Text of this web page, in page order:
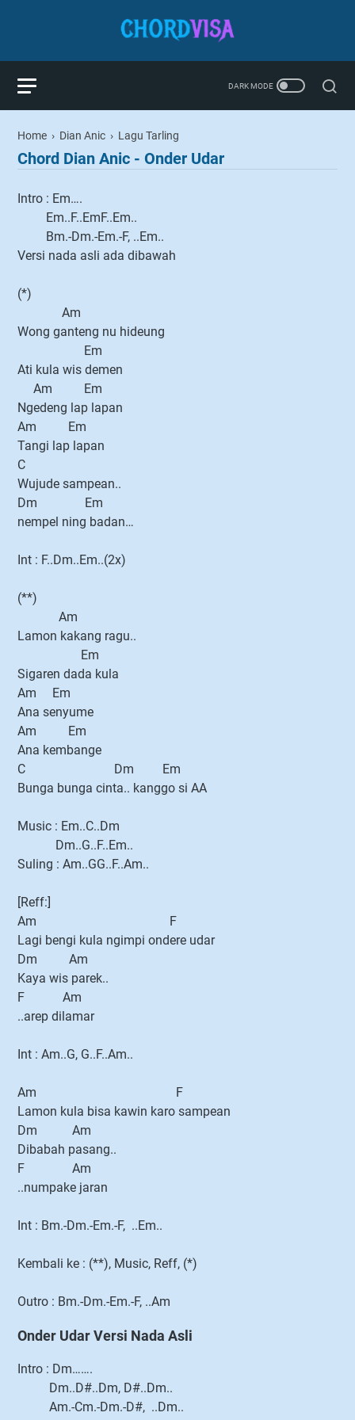
Home › Dian Anic › Lagu Tarling
Chord Dian Anic - Onder Udar
Intro : Em….
Em..F..EmF..Em..
Bm.-Dm.-Em.-F, ..Em..
Versi nada asli ada dibawah
(*)
Am
Wong ganteng nu hideung
Em
Ati kula wis demen
Am Em
Ngedeng lap lapan
Am Em
Tangi lap lapan
C
Wujude sampean..
Dm Em
nempel ning badan…
Int : F..Dm..Em..(2x)
(**)
Am
Lamon kakang ragu..
Em
Sigaren dada kula
Am Em
Ana senyume
Am Em
Ana kembange
C Dm Em
Bunga bunga cinta.. kanggo si AA
Music : Em..C..Dm
Dm..G..F..Em..
Suling : Am..GG..F..Am..
[Reff:]
Am F
Lagi bengi kula ngimpi ondere udar
Dm Am
Kaya wis parek..
F Am
..arep dilamar
Int : Am..G, G..F..Am..
Am F
Lamon kula bisa kawin karo sampean
Dm Am
Dibabah pasang..
F Am
..numpake jaran
Int : Bm.-Dm.-Em.-F, ..Em..
Kembali ke : (**), Music, Reff, (*)
Outro : Bm.-Dm.-Em.-F, ..Am
Onder Udar Versi Nada Asli
Intro : Dm…….
Dm..D#..Dm, D#..Dm..
Am.-Cm.-Dm.-D#, ..Dm..